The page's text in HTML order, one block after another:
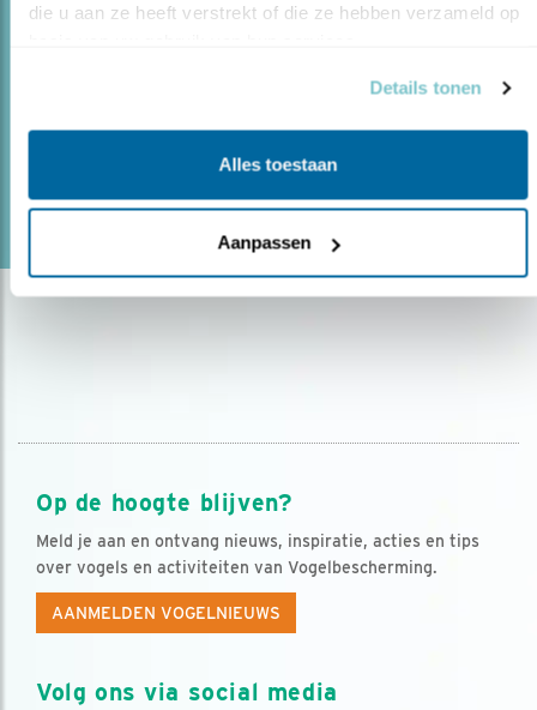
die u aan ze heeft verstrekt of die ze hebben verzameld op
Details tonen
Alles toestaan
Aanpassen
ZOMERTORTEL DE TREKDUIF ACHTERNA?
platteland. Daar is bijna niets meer van over.
Door Lars Soerink
Op de hoogte blijven?
Meld je aan en ontvang nieuws, inspiratie, acties en tips
over vogels en activiteiten van Vogelbescherming.
AANMELDEN VOGELNIEUWS
Volg ons via social media